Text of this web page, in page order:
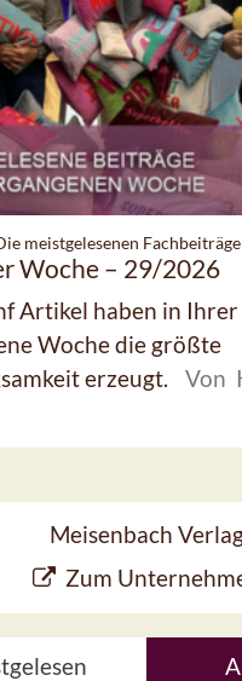
meistgelesenen Fachbeiträge
Woche – 29/2026
Artikel haben in
Woche die größte
erzeugt.
Von
Meisenbach
Zum